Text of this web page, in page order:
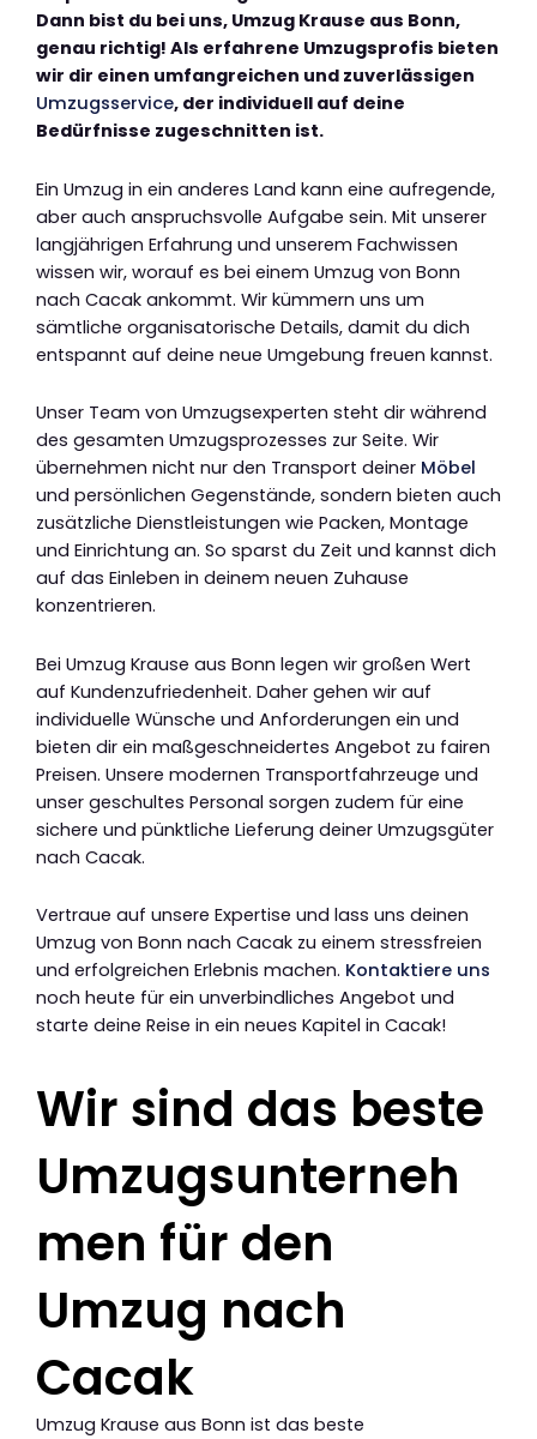
Dann bist du bei uns, Umzug Krause aus Bonn,
genau richtig! Als erfahrene Umzugsprofis bieten
wir dir einen umfangreichen und zuverlässigen
Umzugsservice, der individuell auf deine
Bedürfnisse zugeschnitten ist.
Ein Umzug in ein anderes Land kann eine aufregende,
aber auch anspruchsvolle Aufgabe sein. Mit unserer
langjährigen Erfahrung und unserem Fachwissen
wissen wir, worauf es bei einem Umzug von Bonn
nach Cacak ankommt. Wir kümmern uns um
sämtliche organisatorische Details, damit du dich
entspannt auf deine neue Umgebung freuen kannst.
Unser Team von Umzugsexperten steht dir während
des gesamten Umzugsprozesses zur Seite. Wir
übernehmen nicht nur den Transport deiner Möbel
und persönlichen Gegenstände, sondern bieten auch
zusätzliche Dienstleistungen wie Packen, Montage
und Einrichtung an. So sparst du Zeit und kannst dich
auf das Einleben in deinem neuen Zuhause
konzentrieren.
Bei Umzug Krause aus Bonn legen wir großen Wert
auf Kundenzufriedenheit. Daher gehen wir auf
individuelle Wünsche und Anforderungen ein und
bieten dir ein maßgeschneidertes Angebot zu fairen
Preisen. Unsere modernen Transportfahrzeuge und
unser geschultes Personal sorgen zudem für eine
sichere und pünktliche Lieferung deiner Umzugsgüter
nach Cacak.
Vertraue auf unsere Expertise und lass uns deinen
Umzug von Bonn nach Cacak zu einem stressfreien
und erfolgreichen Erlebnis machen. Kontaktiere uns
noch heute für ein unverbindliches Angebot und
starte deine Reise in ein neues Kapitel in Cacak!
Wir sind das beste
Umzugsunterneh
men für den
Umzug nach
Cacak
Umzug Krause aus Bonn ist das beste